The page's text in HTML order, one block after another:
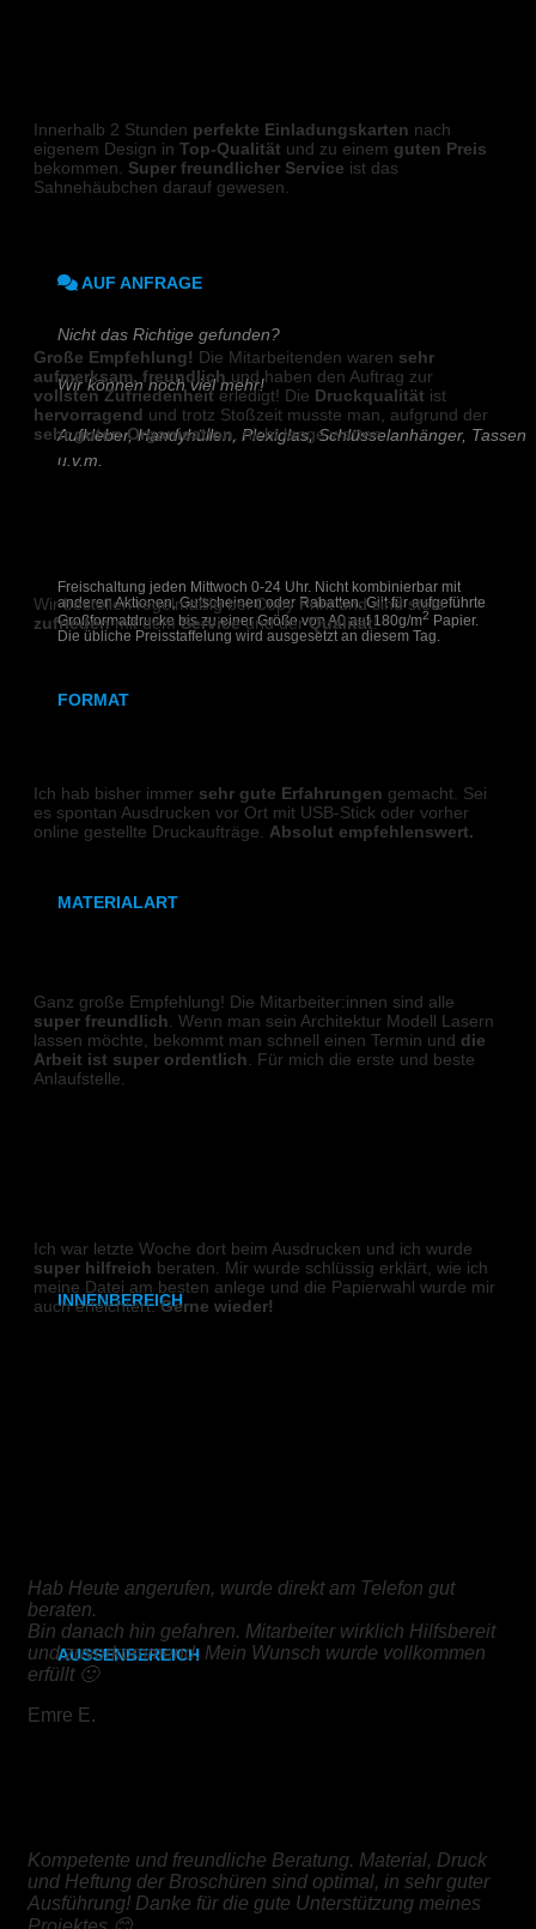
DIN A5 (Holz)
DIN A4 (Holz)
AUF ANFRAGE
Nicht das Richtige gefunden?
Wir können noch viel mehr!
Aufkleber, Handyhüllen, Plexiglas, Schlüsselanhänger, Tassen
u.v.m.
Freischaltung jeden Mittwoch 0-24 Uhr. Nicht kombinierbar mit
anderen Aktionen, Gutscheinen oder Rabatten. Gilt für aufgeführte
Großformatdrucke bis zu einer Größe von A0 auf 180g/m2 Papier.
Die übliche Preisstaffelung wird ausgesetzt an diesem Tag.
FORMAT
DIN A1
MATERIALART
170g/m² Papier glänzend
180g/m² Papier matt
INNENBEREICH
Leinwand
AUSSENBEREICH
Plakate (laminiert)
Leuchtkastenfolie
Klebefolie
Innerhalb 2 Stunden perfekte Einladungskarten nach
eigenem Design in Top-Qualität und zu einem guten Preis
bekommen. Super freundlicher Service ist das
Sahnehäubchen darauf gewesen.
Große Empfehlung! Die Mitarbeitenden waren sehr
aufmerksam, freundlich und haben den Auftrag zur
vollsten Zufriedenheit erledigt! Die Druckqualität ist
hervorragend und trotz Stoßzeit musste man, aufgrund der
sehr guten Organisation , nicht lange warten.
E K
Wir bestellen regelmäßig bei Copy Print und sind stets
zufriedenmit demServiceund derQualität!
Ich hab bisher immer sehr gute Erfahrungen gemacht. Sei
es spontan Ausdrucken vor Ort mit USB-Stick oder vorher
online gestellte Druckaufträge. Absolut empfehlenswert.
Ganz große Empfehlung! Die Mitarbeiter:innen sind alle
super freundlich . Wenn man sein Architektur Modell Lasern
lassen möchte, bekommt man schnell einen Termin und die
Arbeit ist super ordentlich . Für mich die erste und beste
Anlaufstelle.
Ich war letzte Woche dort beim Ausdrucken und ich wurde
super hilfreich beraten. Mir wurde schlüssig erklärt, wie ich
meine Datei am besten anlege und die Papierwahl wurde mir
auch erleichtert.Gerne wieder!
Hab Heute angerufen, wurde direkt am Telefon gut
beraten.
Bin danach hin gefahren. Mitarbeiter wirklich Hilfsbereit
und zuvorkommend. Mein Wunsch wurde vollkommen
erfüllt 🙂
Emre E.
Kompetente und freundliche Beratung. Material, Druck
und Heftung der Broschüren sind optimal, in sehr guter
Ausführung! Danke für die gute Unterstützung meines